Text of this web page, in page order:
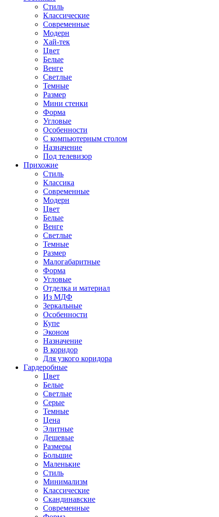
Стиль
Классические
Современные
Модерн
Хай-тек
Цвет
Белые
Венге
Светлые
Темные
Размер
Мини стенки
Форма
Угловые
Особенности
С компьютерным столом
Назначение
Под телевизор
Прихожие
Стиль
Классика
Современные
Модерн
Цвет
Белые
Венге
Светлые
Темные
Размер
Малогабаритные
Форма
Угловые
Отделка и материал
Из МДФ
Зеркальные
Особенности
Купе
Эконом
Назначение
В коридор
Для узкого коридора
Гардеробные
Цвет
Белые
Светлые
Серые
Темные
Цена
Элитные
Дешевые
Размеры
Большие
Маленькие
Стиль
Минимализм
Классические
Скандинавские
Современные